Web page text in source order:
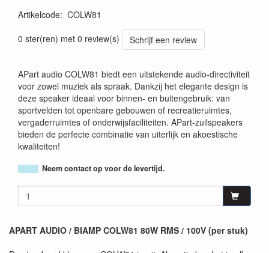
Artikelcode: COLW81
0 ster(ren) met 0 review(s)
Schrijf een review
APart audio COLW81 biedt een uitstekende audio-directiviteit
voor zowel muziek als spraak. Dankzij het elegante design is
deze speaker ideaal voor binnen- en buitengebruik: van
sportvelden tot openbare gebouwen of recreatieruimtes,
vergaderruimtes of onderwijsfaciliteiten. APart-zuilspeakers
bieden de perfecte combinatie van uiterlijk en akoestische
kwaliteiten!
Neem contact op voor de levertijd.
APART AUDIO / BIAMP COLW81 80W RMS / 100V (per stuk)